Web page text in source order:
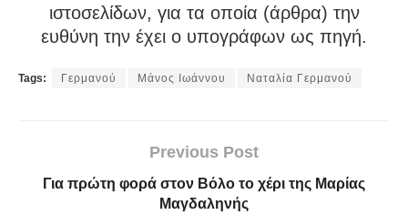
ιστοσελίδων, για τα οποία (άρθρα) την
ευθύνη την έχει ο υπογράφων ως πηγή.
Tags: Γερμανού Μάνος Ιωάννου Ναταλία Γερμανού
Previous Post
Για πρώτη φορά στον Βόλο το χέρι της Μαρίας
Μαγδαληνής